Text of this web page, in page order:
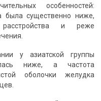
особенностей:
была существенно ниже,
расстройства и реже
у азиатской группы
ниже, а частота
оболочки желудка